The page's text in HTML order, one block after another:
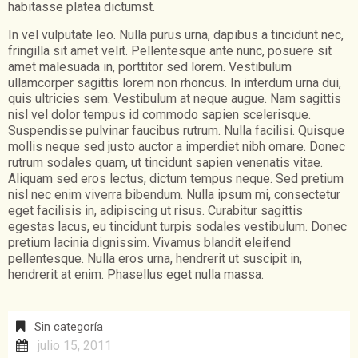
habitasse platea dictumst.
In vel vulputate leo. Nulla purus urna, dapibus a tincidunt nec,
fringilla sit amet velit. Pellentesque ante nunc, posuere sit
amet malesuada in, porttitor sed lorem. Vestibulum
ullamcorper sagittis lorem non rhoncus. In interdum urna dui,
quis ultricies sem. Vestibulum at neque augue. Nam sagittis
nisl vel dolor tempus id commodo sapien scelerisque.
Suspendisse pulvinar faucibus rutrum. Nulla facilisi. Quisque
mollis neque sed justo auctor a imperdiet nibh ornare. Donec
rutrum sodales quam, ut tincidunt sapien venenatis vitae.
Aliquam sed eros lectus, dictum tempus neque. Sed pretium
nisl nec enim viverra bibendum. Nulla ipsum mi, consectetur
eget facilisis in, adipiscing ut risus. Curabitur sagittis
egestas lacus, eu tincidunt turpis sodales vestibulum. Donec
pretium lacinia dignissim. Vivamus blandit eleifend
pellentesque. Nulla eros urna, hendrerit ut suscipit in,
hendrerit at enim. Phasellus eget nulla massa.
Sin categoría
julio 15, 2011